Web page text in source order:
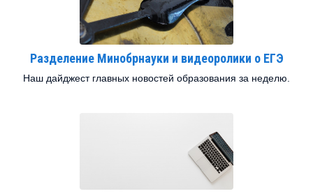
Разделение Минобрнауки и видеоролики о ЕГЭ
Наш дайджест главных новостей образования за неделю.